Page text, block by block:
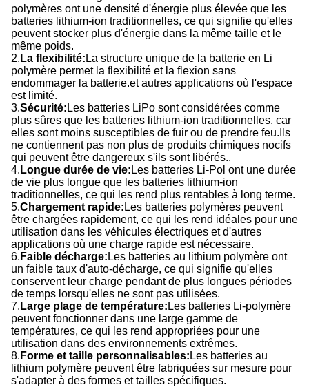
polymères ont une densité d'énergie plus élevée que les
batteries lithium-ion traditionnelles, ce qui signifie qu'elles
peuvent stocker plus d'énergie dans la même taille et le
même poids.
2. La flexibilité: La structure unique de la batterie en Li
polymère permet la flexibilité et la flexion sans
endommager la batterie.et autres applications où l'espace
est limité.
3.Sécurité: Les batteries LiPo sont considérées comme
plus sûres que les batteries lithium-ion traditionnelles, car
elles sont moins susceptibles de fuir ou de prendre feu.Ils
ne contiennent pas non plus de produits chimiques nocifs
qui peuvent être dangereux s'ils sont libérés..
4. Longue durée de vie: Les batteries Li-Pol ont une durée
de vie plus longue que les batteries lithium-ion
traditionnelles, ce qui les rend plus rentables à long terme.
5.Chargement rapide: Les batteries polymères peuvent
être chargées rapidement, ce qui les rend idéales pour une
utilisation dans les véhicules électriques et d'autres
applications où une charge rapide est nécessaire.
6. Faible décharge: Les batteries au lithium polymère ont
un faible taux d'auto-décharge, ce qui signifie qu'elles
conservent leur charge pendant de plus longues périodes
de temps lorsqu'elles ne sont pas utilisées.
7. Large plage de température: Les batteries Li-polymère
peuvent fonctionner dans une large gamme de
températures, ce qui les rend appropriées pour une
utilisation dans des environnements extrêmes.
8. Forme et taille personnalisables: Les batteries au
lithium polymère peuvent être fabriquées sur mesure pour
s'adapter à des formes et tailles spécifiques.